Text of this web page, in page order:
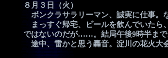
８月３日（火）
ボンクラサラリーマン、誠実に仕事。
まっすぐ帰宅、ビールを飲んでいたら
ではないのだが……。結局午後9時半まで
途中、雷かと思う轟音。淀川の花火大